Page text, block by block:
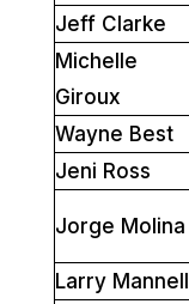
Jeff Clarke
Michelle
Giroux
Wayne Best
Jeni Ross
Jorge Molina
Larry Mannell